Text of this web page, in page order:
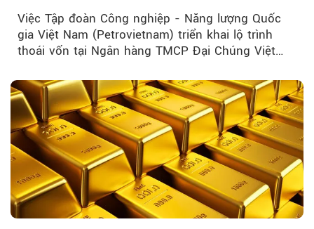
Việc Tập đoàn Công nghiệp - Năng lượng Quốc
gia Việt Nam (Petrovietnam) triển khai lộ trình
thoái vốn tại Ngân hàng TMCP Đại Chúng Việt